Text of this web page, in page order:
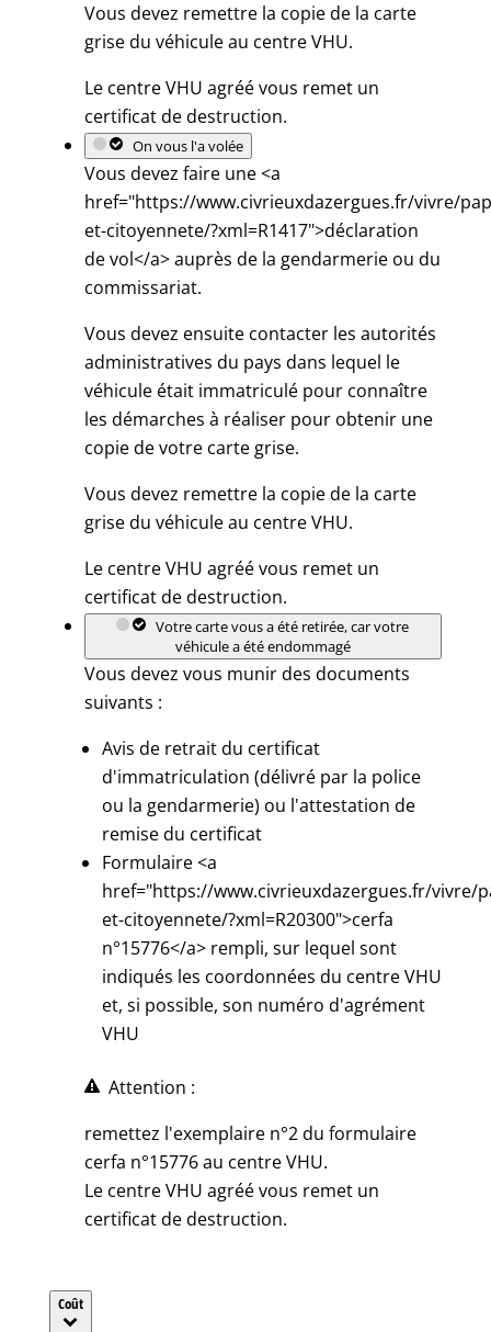
Vous devez remettre la copie de la carte
grise du véhicule au centre VHU.
Le centre VHU agréé vous remet un
certificat de destruction.
On vous l'a volée
Vous devez faire une <a
href="https://www.civrieuxdazergues.fr/vivre/
et-citoyennete/?xml=R1417">déclaration
de vol</a> auprès de la gendarmerie ou du
commissariat.
Vous devez ensuite contacter les autorités
administratives du pays dans lequel le
véhicule était immatriculé pour connaître
les démarches à réaliser pour obtenir une
copie de votre carte grise.
Vous devez remettre la copie de la carte
grise du véhicule au centre VHU.
Le centre VHU agréé vous remet un
certificat de destruction.
Votre carte vous a été retirée, car votre
véhicule a été endommagé
Vous devez vous munir des documents
suivants :
Avis de retrait du certificat
d'immatriculation (délivré par la police
ou la gendarmerie) ou l'attestation de
remise du certificat
Formulaire <a
href="https://www.civrieuxdazergues.fr/vivre/
et-citoyennete/?xml=R20300">cerfa
n°15776</a> rempli, sur lequel sont
indiqués les coordonnées du centre VHU
et, si possible, son numéro d'agrément
VHU
Attention :
remettez l'exemplaire n°2 du formulaire
cerfa n°15776 au centre VHU.
Le centre VHU agréé vous remet un
certificat de destruction.
Coût